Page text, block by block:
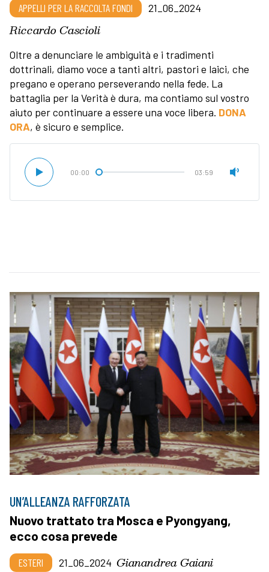
APPELLI PER LA RACCOLTA FONDI 21_06_2024
Riccardo Cascioli
Oltre a denunciare le ambiguità e i tradimenti
dottrinali, diamo voce a tanti altri, pastori e laici, che
pregano e operano perseverando nella fede. La
battaglia per la Verità è dura, ma contiamo sul vostro
aiuto per continuare a essere una voce libera. DONA
ORA, è sicuro e semplice.
00:00 03:59
UN’ALLEANZA RAFFORZATA
Nuovo trattato tra Mosca e Pyongyang,
ecco cosa prevede
ESTERI 21_06_2024 Gianandrea Gaiani